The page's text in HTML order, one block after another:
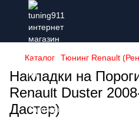
Каталог Тюнинг Renault
Накладки на
Renault Duster
Дастер)